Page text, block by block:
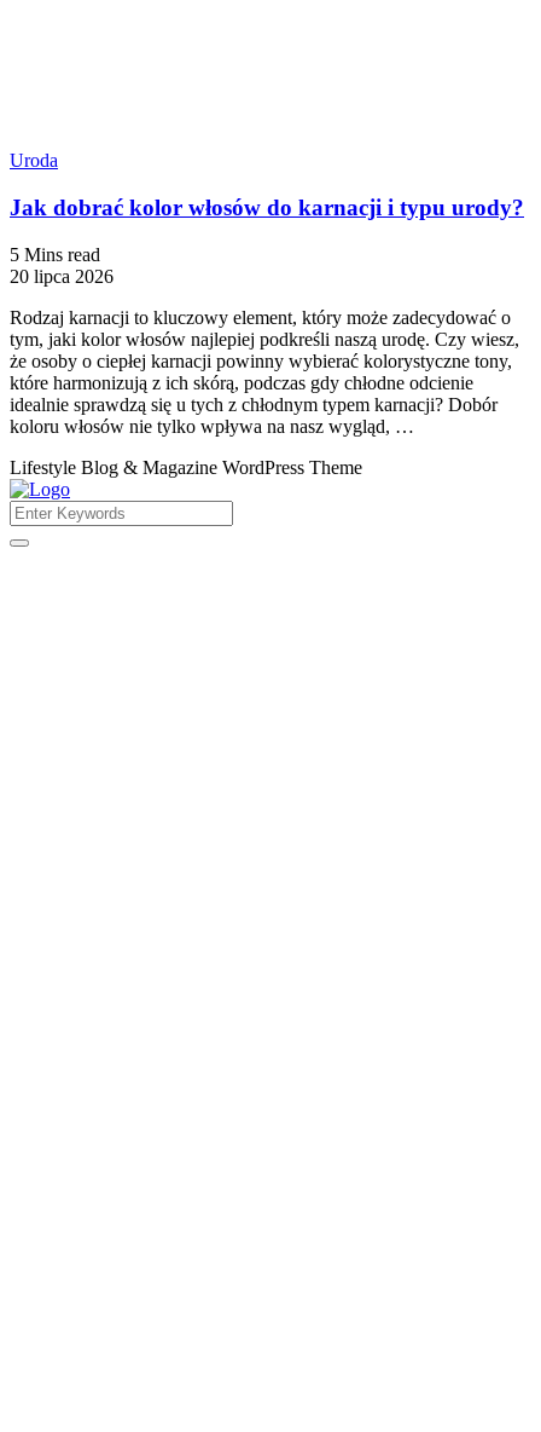
Uroda
Jak dobrać kolor włosów do karnacji i typu urody?
5 Mins read
20 lipca 2026
Rodzaj karnacji to kluczowy element, który może zadecydować o
tym, jaki kolor włosów najlepiej podkreśli naszą urodę. Czy wiesz,
że osoby o ciepłej karnacji powinny wybierać kolorystyczne tony,
które harmonizują z ich skórą, podczas gdy chłodne odcienie
idealnie sprawdzą się u tych z chłodnym typem karnacji? Dobór
koloru włosów nie tylko wpływa na nasz wygląd, …
Lifestyle Blog & Magazine WordPress Theme